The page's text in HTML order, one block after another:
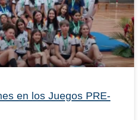
en los Juegos PRE-